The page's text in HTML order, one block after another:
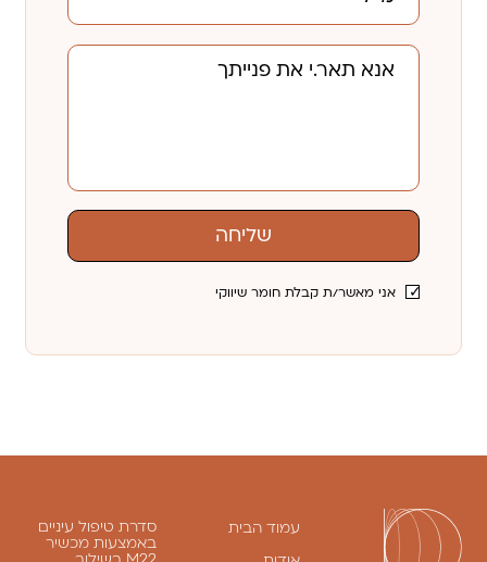
שליחה
אני מאשר/ת קבלת חומר שיווקי
עמוד הבית
סדרת טיפול עיניים
באמצעות מכשיר